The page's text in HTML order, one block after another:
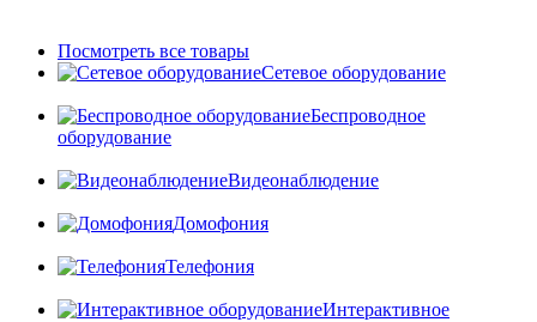
Посмотреть все товары
Сетевое оборудование
Беспроводное
оборудование
Видеонаблюдение
Домофония
Телефония
Интерактивное